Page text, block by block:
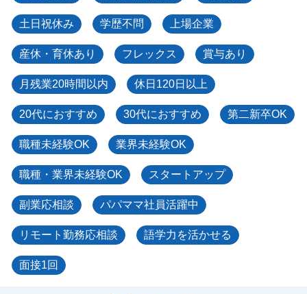
土日祝休み 学歴不問 上場企業
産休・育休あり フレックス 賞与あり
月残業20時間以内 休日120日以上
20代におすすめ 30代におすすめ 第二新卒OK
職種未経験OK 業界未経験OK
職種・業界未経験OK スタートアップ
副業応相談 パパママ社員活躍中
リモート勤務応相談 語学力を活かせる
面接1回